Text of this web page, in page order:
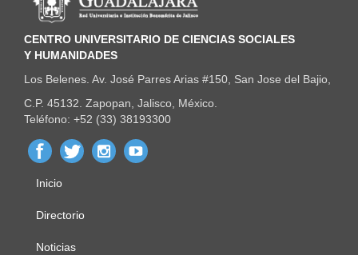
CENTRO UNIVERSITARIO DE CIENCIAS SOCIALES
Y HUMANIDADES
Los Belenes. Av. José Parres Arias #150, San Jose del Bajio,
C.P. 45132. Zapopan, Jalisco, México.
Teléfono: +52 (33) 38193300
Menú
principal
Inicio
Directorio
Noticias